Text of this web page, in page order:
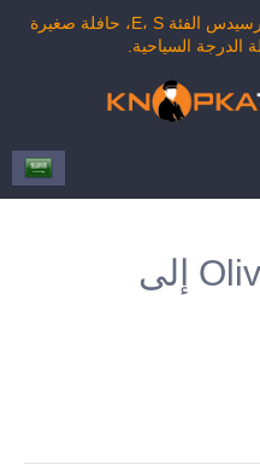
كم سعر سيارة الأجرة من Olivet بمرسيدس الفئة E، S، حافلة صغيرة
خدمةالنقل من Olivet إلى